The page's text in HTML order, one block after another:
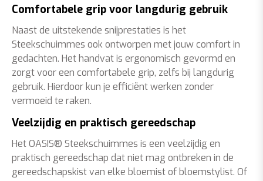
Comfortabele grip voor langdurig gebruik
Naast de uitstekende snijprestaties is het
Steekschuimmes ook ontworpen met jouw comfort in
gedachten. Het handvat is ergonomisch gevormd en
zorgt voor een comfortabele grip, zelfs bij langdurig
gebruik. Hierdoor kun je efficiënt werken zonder
vermoeid te raken.
Veelzijdig en praktisch gereedschap
Het OASIS® Steekschuimmes is een veelzijdig en
praktisch gereedschap dat niet mag ontbreken in de
gereedschapskist van elke bloemist of bloemstylist. Of